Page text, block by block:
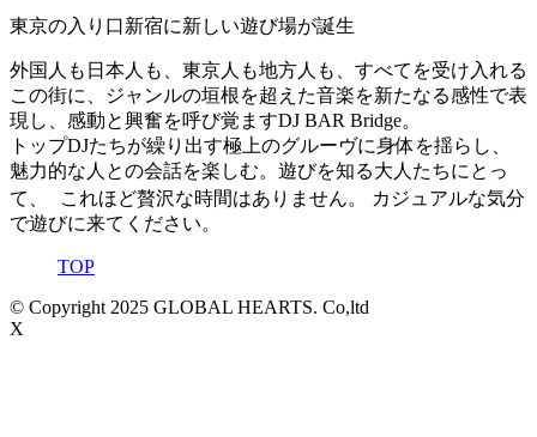
東京の入り口新宿に新しい遊び場が誕生
外国人も日本人も、東京人も地方人も、すべてを受け入れる
この街に、ジャンルの垣根を超えた音楽を新たなる感性で表
現し、感動と興奮を呼び覚ますDJ BAR Bridge。
トップDJたちが繰り出す極上のグルーヴに身体を揺らし、
魅力的な人との会話を楽しむ。遊びを知る大人たちにとっ
て、 これほど贅沢な時間はありません。 カジュアルな気分
で遊びに来てください。
TOP
© Copyright 2025 GLOBAL HEARTS. Co,ltd
X